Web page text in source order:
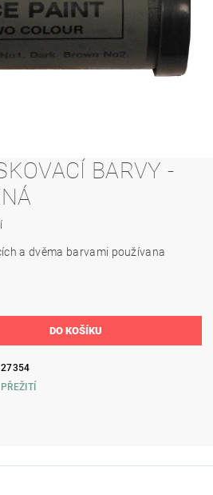
BARVY -
a dvěma barvami používana
27354
PŘEŽITÍ